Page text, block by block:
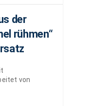
der
rühmen“
von